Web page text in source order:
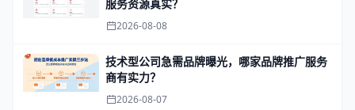
服务资源真实？
2026-08-08
技术型公司急需品牌曝光，哪家品牌推广服务
商有实力？
2026-08-07